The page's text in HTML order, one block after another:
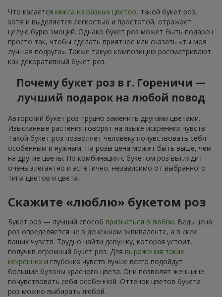
Что касается микса из разных цветов, такой букет роз,
хотя и выделяется легкостью и простотой, отражает
целую бурю эмоций. Однако букет роз может быть подарен
просто так, чтобы сделать приятное или сказать «ты моя
лучшая подруга». Также такую композицию рассматривают
как декоративный букет роз.
Почему букет роз в г. Гореничи —
лучший подарок на любой повод
Авторский букет роз трудно заменить другими цветами.
Изысканные растения говорят на языке искренних чувств.
Такой букет роз позволяет человеку почувствовать себя
особенным и нужным. На розы цена может быть выше, чем
на другие цветы. Но комбинация с букетом роз выглядит
очень элегантно и эстетично, независимо от выбранного
типа цветов и цвета.
Скажите «люблю» букетом роз
Букет роз — лучший способ признаться в любви. Ведь цена
роз определяется не в денежном эквиваленте, а в силе
ваших чувств. Трудно найти девушку, которая устоит,
получив огромный букет роз. Для выражения таких
искренних и глубоких чувств лучше всего подойдут
большие бутоны красного цвета. Они позволят женщине
почувствовать себя особенной. Оттенок цветов букета
роз можно выбирать любой.